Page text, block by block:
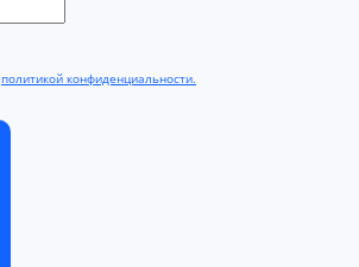
политикой конфиденциальности.